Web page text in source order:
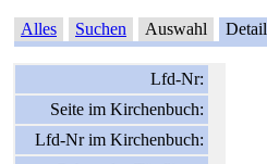
Alles Suchen Auswahl Detail
Lfd-Nr:
Seite im Kirchenbuch:
Lfd-Nr im Kirchenbuch: